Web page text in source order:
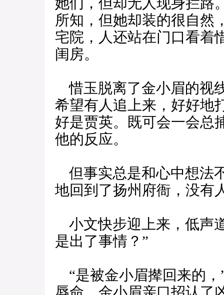
所知，但她却装的很自然
宅院，人还站在门口看着
闺房。
惜玉脱离了金小眉的视
希望有人追上来，好好地
好是贾英。既可会一会总
他的反应。
但事实总是和心中想法
地回到了扬州府衙，没有
小文快步迎上来，低声
是出了事情？”
“是被金小眉撵回来的，